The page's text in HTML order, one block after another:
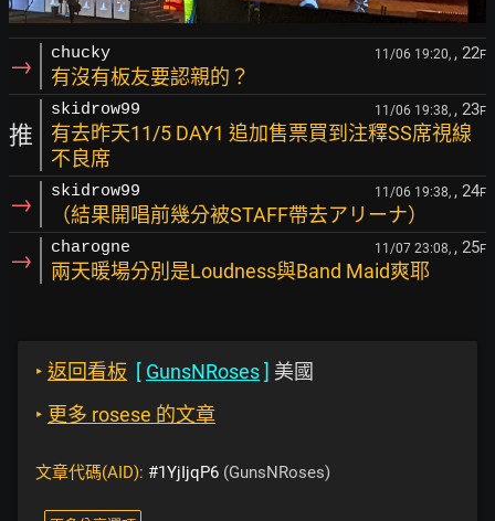
→ chucky 11/06 19:20, , 22F
有沒有板友要認親的？
推
skidrow99 11/06 19:38, , 23F
有去昨天11/5 DAY1 追加售票買到注釋SS席視線
不良席
→ skidrow99 11/06 19:38, , 24F
（結果開唱前幾分被STAFF帶去アリーナ）
→ charogne 11/07 23:08, , 25F
兩天暖場分別是Loudness與Band Maid爽耶
‣ 返回看板 [ GunsNRoses] 美國
‣ 更多 rosese 的文章
文章代碼(AID): #1YjIjqP6 (GunsNRoses)